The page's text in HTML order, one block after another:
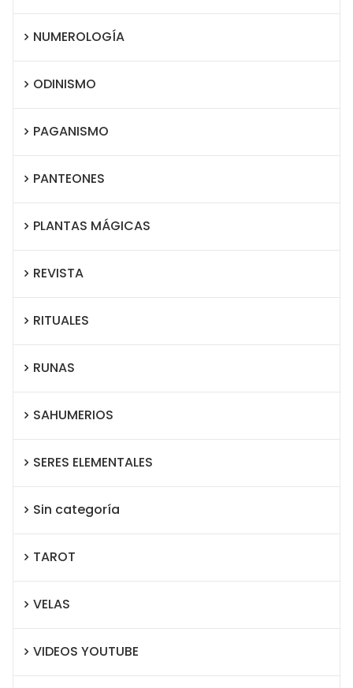
NUMEROLOGÍA
ODINISMO
PAGANISMO
PANTEONES
PLANTAS MÁGICAS
REVISTA
RITUALES
RUNAS
SAHUMERIOS
SERES ELEMENTALES
Sin categoría
TAROT
VELAS
VIDEOS YOUTUBE